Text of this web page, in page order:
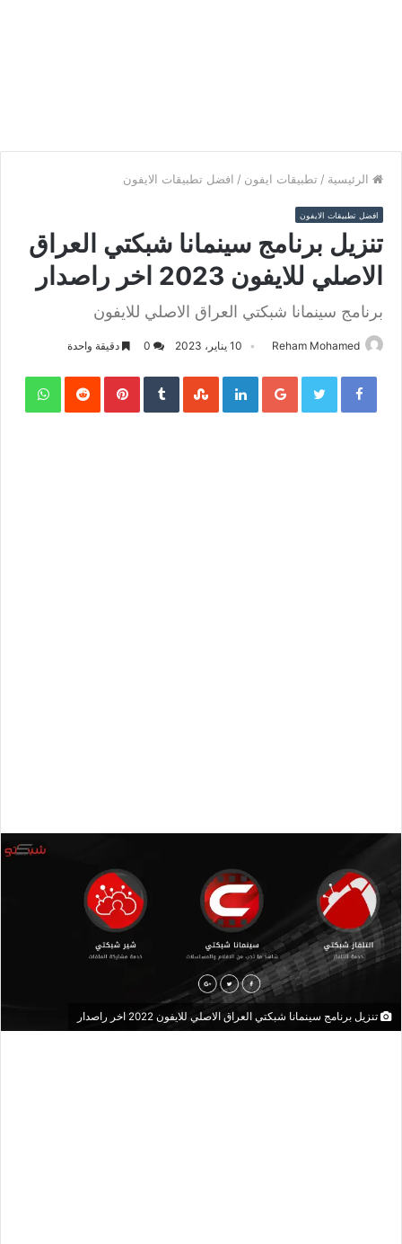
الرئيسية / تطبيقات ايفون / افضل تطبيقات الايفون
افضل تطبيقات الايفون
تنزيل برنامج سينمانا شبكتي العراق
الاصلي للايفون 2023 اخر راصدار
برنامج سينمانا شبكتي العراق الاصلي للايفون
Reham Mohamed 10 يناير، 2023 دقيقة واحدة
Facebook
Twitter
Google+
LinkedIn
Pinterest
تنزيل برنامج سينمانا شبكتي العراق الاصلي للايفون 2022 اخر راصدار